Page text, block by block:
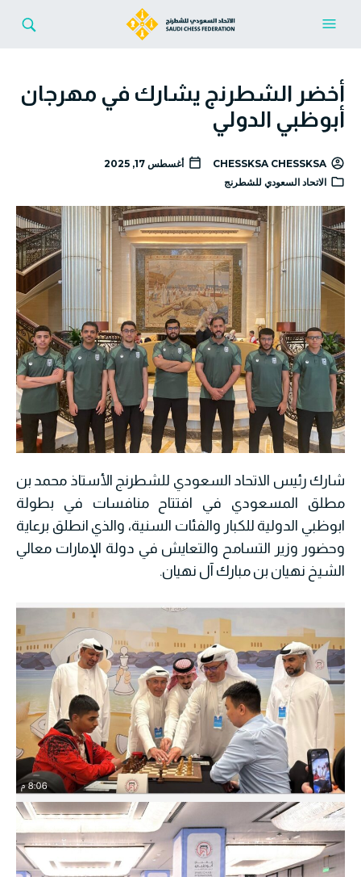
أخضر الشطرنج يشارك في مهرجان
أبوظبي الدولي
CHESSKSA CHESSKSA
أغسطس 17, 2025
الاتحاد السعودي للشطرنج
شارك رئيس الاتحاد السعودي للشطرنج الأستاذ محمد بن
مطلق المسعودي في افتتاح منافسات في بطولة
ابوظبي الدولية للكبار والفئات السنية، والذي انطلق برعاية
وحضور وزير التسامح والتعايش في دولة الإمارات معالي
الشيخ نهيان بن مبارك آل نهيان.